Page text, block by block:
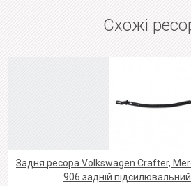
Схожі
Задня ресора Volkswagen Crafter,
906 задній